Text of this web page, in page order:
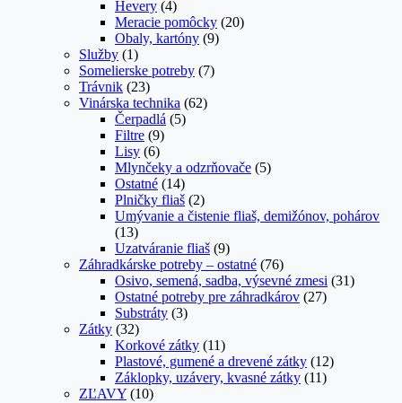
Hevery (4)
Meracie pomôcky (20)
Obaly, kartóny (9)
Služby (1)
Somelierske potreby (7)
Trávnik (23)
Vinárska technika (62)
Čerpadlá (5)
Filtre (9)
Lisy (6)
Mlynčeky a odzrňovače (5)
Ostatné (14)
Plničky fliaš (2)
Umývanie a čistenie fliaš, demižónov, pohárov
(13)
Uzatváranie fliaš (9)
Záhradkárske potreby – ostatné (76)
Osivo, semená, sadba, výsevné zmesi (31)
Ostatné potreby pre záhradkárov (27)
Substráty (3)
Zátky (32)
Korkové zátky (11)
Plastové, gumené a drevené zátky (12)
Záklopky, uzávery, kvasné zátky (11)
ZĽAVY (10)